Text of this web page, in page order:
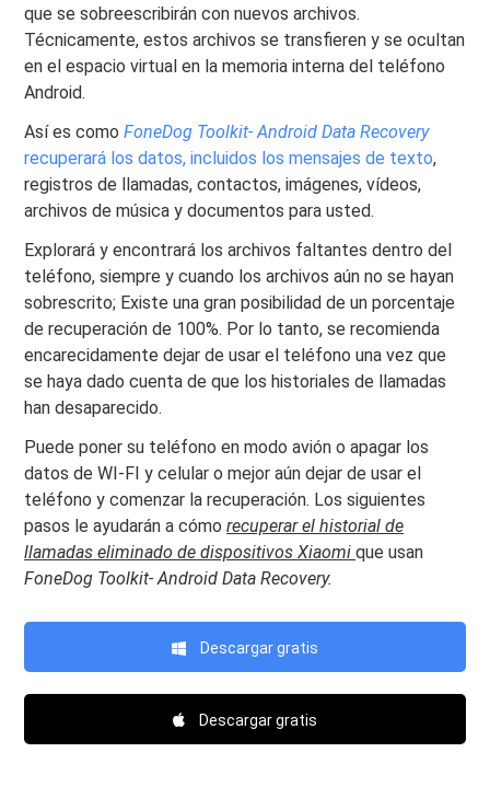
que se sobreescribirán con nuevos archivos.
Técnicamente, estos archivos se transfieren y se ocultan
en el espacio virtual en la memoria interna del teléfono
Android.
Así es comoFoneDog Toolkit- Android Data Recovery
recuperará los datos, incluidos los mensajes de texto,
registros de llamadas, contactos, imágenes, vídeos,
archivos de música y documentos para usted.
Explorará y encontrará los archivos faltantes dentro del
teléfono, siempre y cuando los archivos aún no se hayan
sobrescrito; Existe una gran posibilidad de un porcentaje
de recuperación de 100%. Por lo tanto, se recomienda
encarecidamente dejar de usar el teléfono una vez que
se haya dado cuenta de que los historiales de llamadas
han desaparecido.
Puede poner su teléfono en modo avión o apagar los
datos de WI-FI y celular o mejor aún dejar de usar el
teléfono y comenzar la recuperación. Los siguientes
pasos le ayudarán a cómorecuperar el historial de
llamadas eliminado de dispositivos Xiaomique usan
FoneDog Toolkit- Android Data Recovery.
Descargar gratis
Descargar gratis